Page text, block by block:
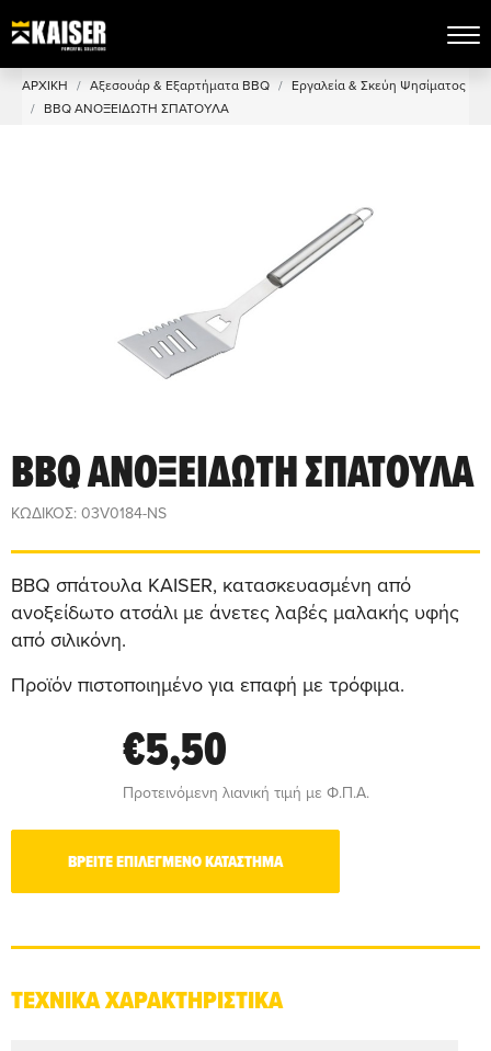
ΑΡΧΙΚΗ Αξεσουάρ & Εξαρτήματα BBQ
Εργαλεία & Σκεύη Ψησίματος
BBQ ΑΝΟΞΕΙΔΩΤΗ ΣΠΑΤΟΥΛΑ
BBQ ΑΝΟΞΕΙΔΩΤΗ ΣΠΑΤΟΥΛΑ
ΚΩΔΙΚΟΣ: 03V0184-NS
BBQ σπάτουλα KAISER, κατασκευασμένη από
ανοξείδωτο ατσάλι με άνετες λαβές μαλακής υφής
από σιλικόνη.
Προϊόν πιστοποιημένο για επαφή με τρόφιμα.
€5,50
Προτεινόμενη λιανική τιμή με Φ.Π.Α.
ΒΡΕΙΤΕ ΕΠΙΛΕΓΜΕΝΟ ΚΑΤΑΣΤΗΜΑ
ΤΕΧΝΙΚΑ ΧΑΡΑΚΤΗΡΙΣΤΙΚΑ